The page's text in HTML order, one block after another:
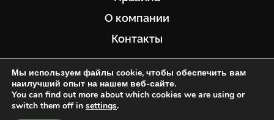
О компании
Контакты
+7 929 411-14-44
ООО «ТРАНСОРИЕНТ» Все права защищены
Политика обработки ПД
Мы используем файлы cookie, чтобы обеспечить вам
наилучший опыт на нашем веб-сайте.
You can find out more about which cookies we are using or
switch them off in settings.